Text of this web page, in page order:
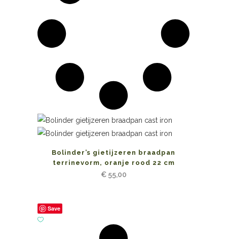
Bolinder’s gietijzeren braadpan
terrinevorm, oranje rood 22 cm
€55,00
Save